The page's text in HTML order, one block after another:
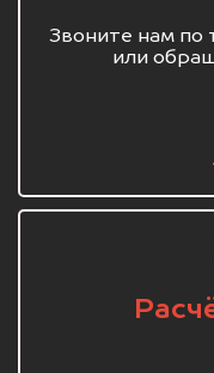
Звоните нам по
или